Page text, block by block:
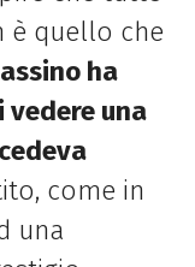
è quello che
ha
una
come in
una